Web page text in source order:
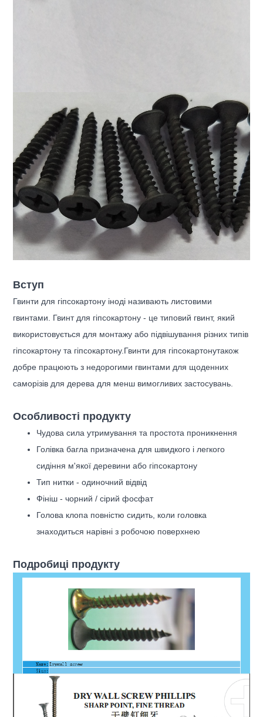
Вступ
Гвинти для гіпсокартону іноді називають листовими
гвинтами. Гвинт для гіпсокартону - це типовий гвинт, який
використовується для монтажу або підвішування різних типів
гіпсокартону та гіпсокартону. Гвинти для гіпсокартонутакож
добре працюють з недорогими гвинтами для щоденних
саморізів для дерева для менш вимогливих застосувань.
Особливості продукту
Чудова сила утримування та простота проникнення
Голівка багла призначена для швидкого і легкого
сидіння м'якої деревини або гіпсокартону
Тип нитки - одиночний відвід
Фініш - чорний / сірий фосфат
Голова клопа повністю сидить, коли головка
знаходиться нарівні з робочою поверхнею
Подробиці продукту